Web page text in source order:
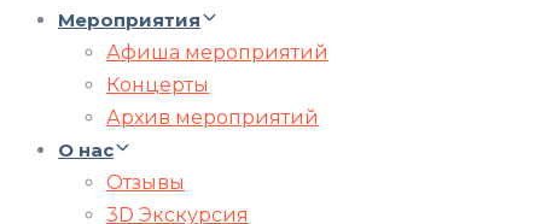
Мероприятия
Афиша мероприятий
Концерты
Архив мероприятий
О нас
Отзывы
3D Экскурсия